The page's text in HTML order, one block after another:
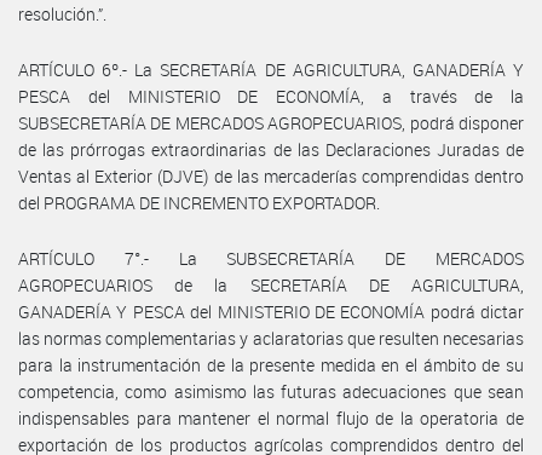
resolución.”.
ARTÍCULO 6º.- La SECRETARÍA DE AGRICULTURA, GANADERÍA Y
PESCA del MINISTERIO DE ECONOMÍA, a través de la
SUBSECRETARÍA DE MERCADOS AGROPECUARIOS, podrá disponer
de las prórrogas extraordinarias de las Declaraciones Juradas de
Ventas al Exterior (DJVE) de las mercaderías comprendidas dentro
del PROGRAMA DE INCREMENTO EXPORTADOR.
ARTÍCULO 7°.- La SUBSECRETARÍA DE MERCADOS
AGROPECUARIOS de la SECRETARÍA DE AGRICULTURA,
GANADERÍA Y PESCA del MINISTERIO DE ECONOMÍA podrá dictar
las normas complementarias y aclaratorias que resulten necesarias
para la instrumentación de la presente medida en el ámbito de su
competencia, como asimismo las futuras adecuaciones que sean
indispensables para mantener el normal flujo de la operatoria de
exportación de los productos agrícolas comprendidos dentro del